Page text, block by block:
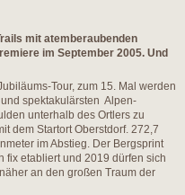
mit atemberaubenden
im September 2005. Und
Tour, zum 15. Mal werden
spektakulärsten Alpen-
unterhalb des Ortlers zu
dem Startort Oberstdorf. 272,7
im Abstieg. Der Bergsprint
fix etabliert und 2019 dürfen sich
an den großen Traum der